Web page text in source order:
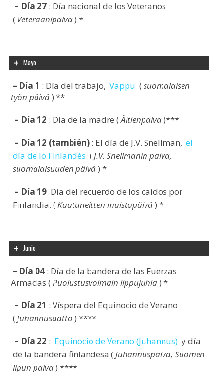
– Día 27 : Día nacional de los Veteranos
( Veteraanipäivä) *
Mayo
– Día 1 : Día del trabajo, Vappu (suomalaisen
työn päivä) **
– Día 12 : Día de la madre (Äitienpäivä)***
– Día 12 (también) : El día de J.V. Snellman, el
día de lo Finlandés (J.V. Snellmanin päivä,
suomalaisuuden päivä) *
– Día 19 Día del recuerdo de los caídos por
Finlandia. (Kaatuneitten muistopäivä) *
Junio
– Día 04 : Día de la bandera de las Fuerzas
Armadas (Puolustusvoimain lippujuhla) *
– Día 21 : Víspera del Equinocio de Verano
(Juhannusaatto ) ****
– Día 22 : Equinocio de Verano (Juhannus) y día
de la bandera finlandesa (Juhannuspäivä, Suomen
lipun päivä) ****